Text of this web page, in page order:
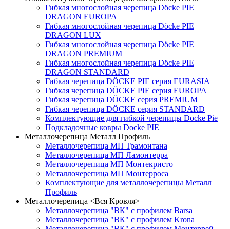
Гибкая многослойная черепица Döcke PIE
DRAGON EUROPA
Гибкая многослойная черепица Döcke PIE
DRAGON LUX
Гибкая многослойная черепица Döcke PIE
DRAGON PREMIUM
Гибкая многослойная черепица Döcke PIE
DRAGON STANDARD
Гибкая черепица DÖCKE PIE серия EURASIA
Гибкая черепица DÖCKE PIE серия EUROPA
Гибкая черепица DÖCKE серия PREMIUM
Гибкая черепица DÖCKE серия STANDARD
Комплектующие для гибкой черепицы Docke Pie
Подкладочные ковры Docke PIE
Металлочерепица Металл Профиль
Металлочерепица МП Трамонтана
Металлочерепица МП Ламонтерра
Металлочерепица МП Монтекристо
Металлочерепица МП Монтерроса
Комплектующие для металлочерепицы Металл
Профиль
Металлочерепица <Вся Кровля>
Металлочерепица "ВК" с профилем Barsa
Металлочерепица "ВК" с профилем Krona